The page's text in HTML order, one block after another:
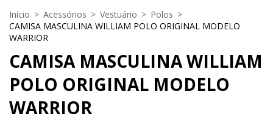
Início > Acessórios > Vestuário > Polos >
CAMISA MASCULINA WILLIAM POLO ORIGINAL MODELO
WARRIOR
CAMISA MASCULINA WILLIAM
POLO ORIGINAL MODELO
WARRIOR